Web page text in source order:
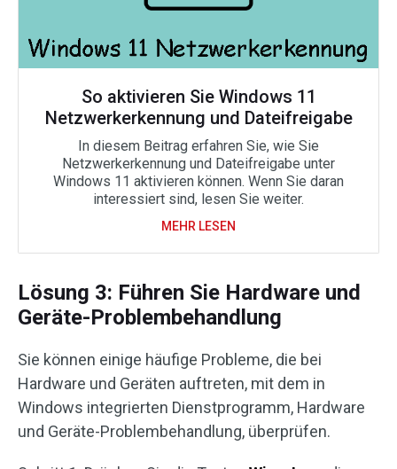
So aktivieren Sie Windows 11
Netzwerkerkennung und Dateifreigabe
In diesem Beitrag erfahren Sie, wie Sie
Netzwerkerkennung und Dateifreigabe unter
Windows 11 aktivieren können. Wenn Sie daran
interessiert sind, lesen Sie weiter.
MEHR LESEN
Lösung 3: Führen Sie Hardware und
Geräte-Problembehandlung
Sie können einige häufige Probleme, die bei
Hardware und Geräten auftreten, mit dem in
Windows integrierten Dienstprogramm, Hardware
und Geräte-Problembehandlung, überprüfen.